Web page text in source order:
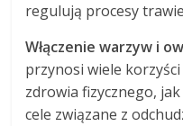
regulują procesy
Włączenie warzyw i
przynosi wiele
zdrowia fizycznego,
cele związane z